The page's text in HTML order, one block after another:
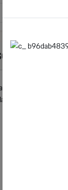
cu ADN sportiv
81 km în oraș –